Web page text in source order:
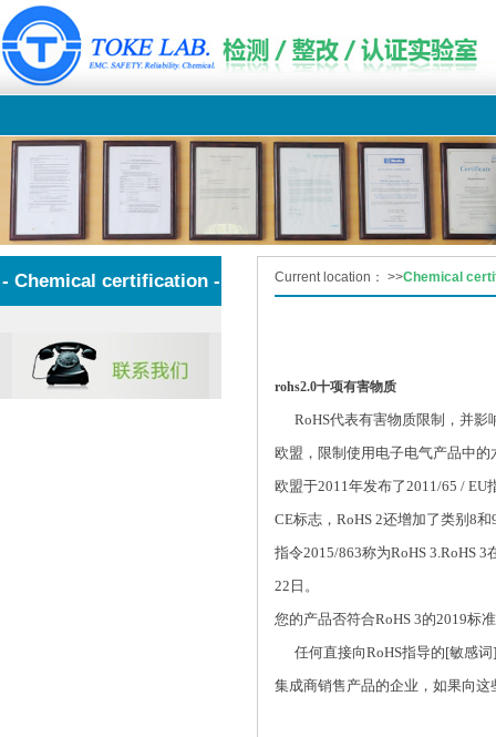
- Chemical certification - Current location： >>Chemical
rohs2.0十项有害物质
RoHS代表有害物质限制，并影
欧盟，限制使用电子电气产品中
欧盟于2011年发布了2011/65 / EU
CE标志，RoHS 2还增加了类别8
指令2015/863称为RoHS 3.RoHS
22日。
您的产品否符合RoHS 3的2019标
任何直接向RoHS指导的[敏感词
集成商销售产品的企业，如果向